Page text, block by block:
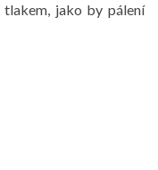
jako by pálení